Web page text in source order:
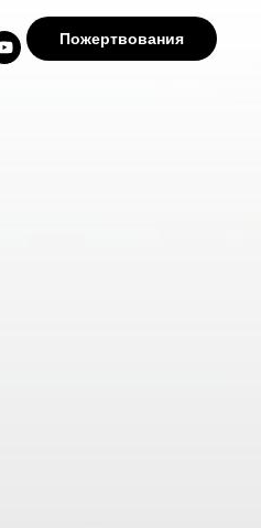
Пожертвования